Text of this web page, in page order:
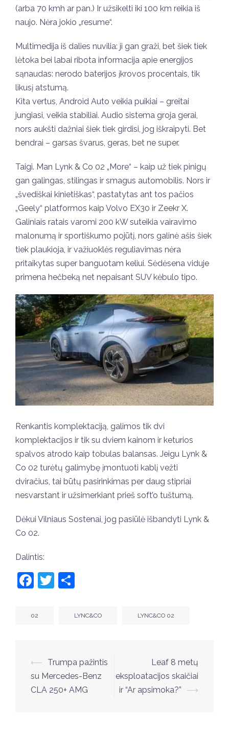
(arba 70 kmh ar pan.) Ir užsikelti iki 100 km reikia iš
naujo. Nėra jokio „resume“.
Multimedija iš dalies nuvilia: ji gan graži, bet šiek tiek
lėtoka bei labai ribota informacija apie energijos
sąnaudas: nerodo baterijos įkrovos procentais, tik
likusį atstumą.
Kita vertus, Android Auto veikia puikiai – greitai
jungiasi, veikia stabiliai. Audio sistema groja gerai,
nors aukšti dažniai šiek tiek girdisi, jog iškraipyti. Bet
bendrai – garsas švarus, geras, bet ne super.
Taigi. Man Lynk & Co 02 „More“ – kaip už tiek pinigų
gan galingas, stilingas ir smagus automobilis. Nors ir
„švediškai kinietiškas“, pastatytas ant tos pačios
„Geely“ platformos kaip Volvo EX30 ir Zeekr X.
Galiniais ratais varomi 200 kW suteikia vairavimo
malonumą ir sportiškumo pojūtį, nors galinė ašis šiek
tiek plaukioja, ir važiuoklės reguliavimas nėra
pritaikytas super banguotam keliui. Sėdėsena viduje
primena hečbeką net nepaisant SUV kėbulo tipo.
Renkantis komplektaciją, galimos tik dvi
komplektacijos ir tik su dviem kainom ir keturios
spalvos atrodo kaip tobulas balansas. Jeigu Lynk &
Co 02 turėtų galimybę įmontuoti kablį vežti
dviračius, tai būtų pasirinkimas per daug stipriai
nesvarstant ir užsimerkiant prieš soft’o tuštumą.
Dėkui Vilniaus Sostenai, jog pasiūlė išbandyti Lynk &
Co 02.
Dalintis:
Facebook
Twitter
02 LYNC&CO LYNC&CO 02
Post
navigation
⟵
Trumpa pažintis
su Mercedes-Benz
CLA 250+ AMG
Leaf 8 metų
eksploatacijos skaičiai
ir “Ar apsimoka?”
⟶